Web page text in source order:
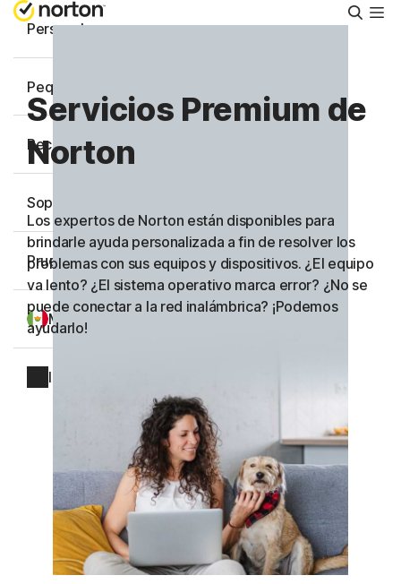
Personal
Pequeñas empresas
Recursos
Soporte
Prueba gratis
México
Iniciar sesión
Servicios Premium de
Norton
Los expertos de Norton están disponibles para
brindarle ayuda personalizada a fin de resolver los
problemas con sus equipos y dispositivos. ¿El equipo
va lento? ¿El sistema operativo marca error? ¿No se
puede conectar a la red inalámbrica? ¡Podemos
ayudarlo!